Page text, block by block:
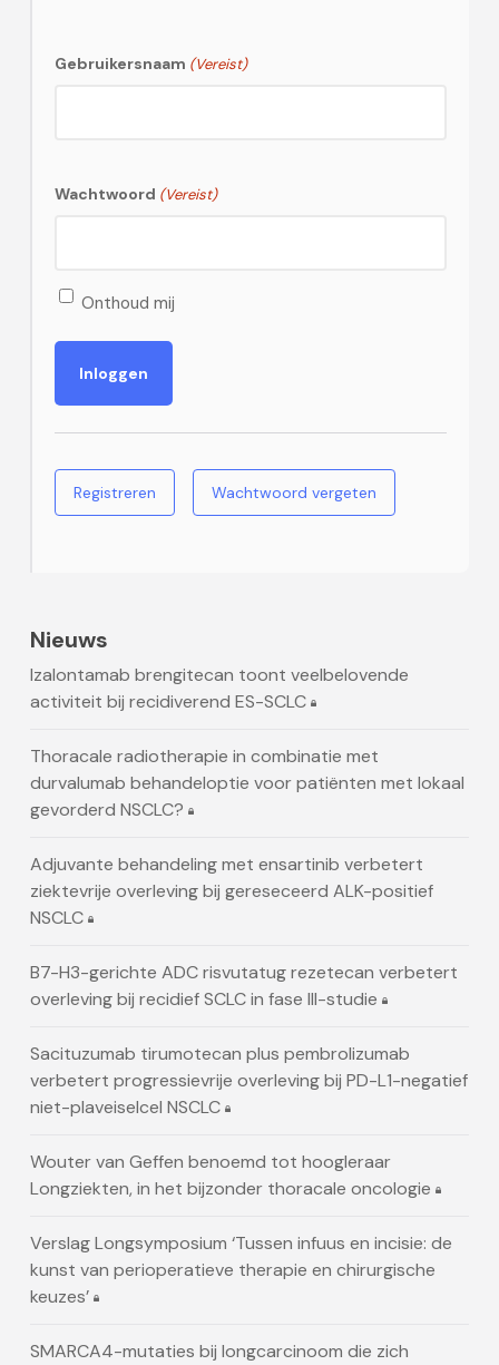
Gebruikersnaam (Vereist)
Wachtwoord (Vereist)
Onthoud mij
Registreren Wachtwoord vergeten
Nieuws
Izalontamab brengitecan toont veelbelovende
activiteit bij recidiverend ES-SCLC
Thoracale radiotherapie in combinatie met
durvalumab behandeloptie voor patiënten met lokaal
gevorderd NSCLC?
Adjuvante behandeling met ensartinib verbetert
ziektevrije overleving bij gereseceerd ALK-positief
NSCLC
B7-H3-gerichte ADC risvutatug rezetecan verbetert
overleving bij recidief SCLC in fase III-studie
Sacituzumab tirumotecan plus pembrolizumab
verbetert progressievrije overleving bij PD-L1-negatief
niet-plaveiselcel NSCLC
Wouter van Geffen benoemd tot hoogleraar
Longziekten, in het bijzonder thoracale oncologie
Verslag Longsymposium ‘Tussen infuus en incisie: de
kunst van perioperatieve therapie en chirurgische
keuzes’
SMARCA4-mutaties bij longcarcinoom die zich